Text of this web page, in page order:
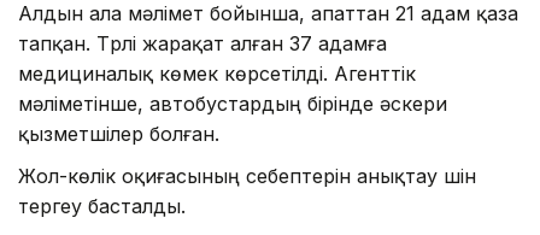
Алдын ала мәлімет бойынша, апаттан 21 адам қаза
тапқан. Түрлі жарақат алған 37 адамға
медициналық көмек көрсетілді. Агенттік
мәліметінше, автобустардың бірінде әскери
қызметшілер болған.
Жол-көлік оқиғасының себептерін анықтау үшін
тергеу басталды.